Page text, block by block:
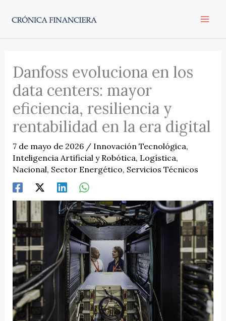
Danfoss evoluciona en los
data centers: mayor
eficiencia, resiliencia y
rentabilidad en la era digital
7 de mayo de 2026 / Innovación Tecnológica,
Inteligencia Artificial y Robótica, Logística,
Nacional, Sector Energético, Servicios Técnicos